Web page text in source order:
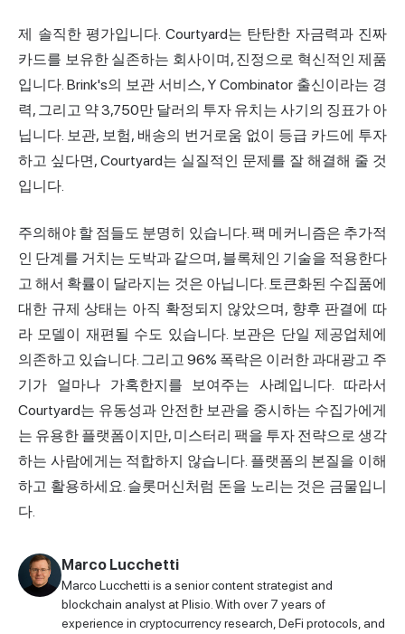
제 솔직한 평가입니다. Courtyard는 탄탄한 자금력과 진짜
카드를 보유한 실존하는 회사이며, 진정으로 혁신적인 제품
입니다. Brink's의 보관 서비스, Y Combinator 출신이라는 경
력, 그리고 약 3,750만 달러의 투자 유치는 사기의 징표가 아
닙니다. 보관, 보험, 배송의 번거로움 없이 등급 카드에 투자
하고 싶다면, Courtyard는 실질적인 문제를 잘 해결해 줄 것
입니다.
주의해야 할 점들도 분명히 있습니다. 팩 메커니즘은 추가적
인 단계를 거치는 도박과 같으며, 블록체인 기술을 적용한다
고 해서 확률이 달라지는 것은 아닙니다. 토큰화된 수집품에
대한 규제 상태는 아직 확정되지 않았으며, 향후 판결에 따
라 모델이 재편될 수도 있습니다. 보관은 단일 제공업체에
의존하고 있습니다. 그리고 96% 폭락은 이러한 과대광고 주
기가 얼마나 가혹한지를 보여주는 사례입니다. 따라서
Courtyard는 유동성과 안전한 보관을 중시하는 수집가에게
는 유용한 플랫폼이지만, 미스터리 팩을 투자 전략으로 생각
하는 사람에게는 적합하지 않습니다. 플랫폼의 본질을 이해
하고 활용하세요. 슬롯머신처럼 돈을 노리는 것은 금물입니
다.
Marco Lucchetti
Marco Lucchetti is a senior content strategist and
blockchain analyst at Plisio. With over 7 years of
experience in cryptocurrency research, DeFi protocols, and